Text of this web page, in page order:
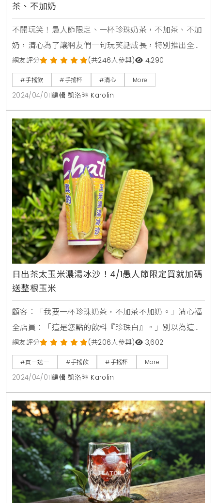
清心愚人節限定珍珠白！一杯珍珠奶茶，不加
茶、不加奶
不開玩笑！愚人節限定、一杯珍珠奶茶，不加茶、不加
奶，清心為了讓網友們一句玩笑話成長，特別推出全新
愚人節限定新品「珍珠白」，一杯不加茶、不加奶的珍
珠奶茶，就是一杯滿滿的「冰開水加珍珠」，就只賣到
4/3、錯過就沒了。顧客：「我要一杯珍珠奶茶，不加
茶不加奶。」清心福全店員：「這是您點的飲料『珍珠
白』。」別以為這是網路玩笑梗，清心福全對此表示，
這個有趣的喝法源自於2000年左右，是消費者指定要
這樣單純原味
網友評分 (共246人參與) 4,290
#手搖飲 #手搖杯 #清心 More
2024/04/01|編輯 凱洛琳 Karolin
日出茶太玉米濃湯冰沙！4/1愚人節限定買就加碼
送整根玉米
顧客：「我要一杯珍珠奶茶，不加茶不加奶。」清心福
全店員：「這是您點的飲料『珍珠白』。」別以為這是
網路玩笑梗，清心福全對此表示，這個有趣的喝法源自
於2000年左右，是消費者指定要這樣單純原味的特殊
喝法，「珍珠白」穿了就是水+珍珠，而今年清心福全
在愚人節重現，可以咀嚼到最純粹的珍珠口感，每吸一
口都是滿滿Q彈珍珠，有趣又特殊的飲品還帶有復古懷
網友評分 (共206人參與) 3,602
#買一送一 #手搖飲 #手搖杯 More
2024/04/01|編輯 凱洛琳 Karolin